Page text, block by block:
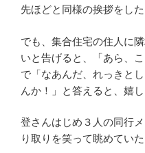
先ほどと同様の挨拶をした
でも、集合住宅の住人に
いと告げると、「あら、
で「なあんだ、れっきと
んか！」と答えると、嬉
登さんはじめ３人の同行
り取りを笑って眺めていた